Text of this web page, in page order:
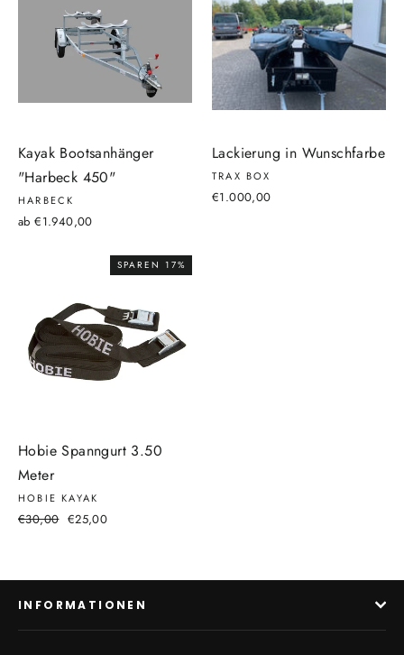
Kayak Bootsanhänger
"Harbeck 450"
HARBECK
ab €1.940,00
Lackierung in Wunschfarbe
TRAX BOX
€1.000,00
SPAREN 17%
Hobie Spanngurt 3.50
Meter
HOBIE KAYAK
Normaler
€30,00 Sonderpreis
€25,00
INFORMATIONEN